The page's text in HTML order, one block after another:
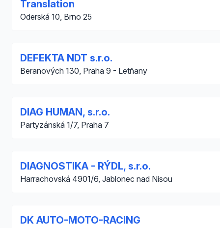
Translation
Oderská 10, Brno 25
DEFEKTA NDT s.r.o.
Beranových 130, Praha 9 - Letňany
DIAG HUMAN, s.r.o.
Partyzánská 1/7, Praha 7
DIAGNOSTIKA - RÝDL, s.r.o.
Harrachovská 4901/6, Jablonec nad Nisou
DK AUTO-MOTO-RACING